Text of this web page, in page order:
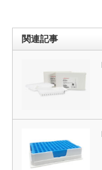
関連記事